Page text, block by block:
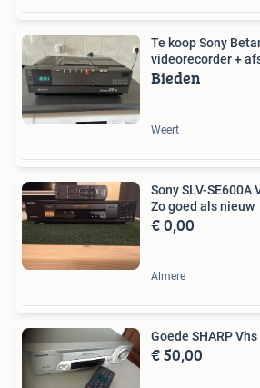
Te koop Sony
videorecorder +
Bieden
Weert
Sony SLV-SE600A
Zo goed als nieuw
€ 0,00
Almere
Goede SHARP
€ 50,00